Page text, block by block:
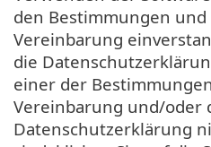
den Bestimmungen
Vereinbarung
die
einer der
Vereinbarung und/oder
Datenschutzerklärung